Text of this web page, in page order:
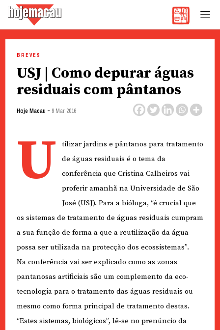
content
BREVES
USJ | Como depurar águas
residuais com pântanos
Hoje Macau - 9 Mar 2016
U
tilizar jardins e pântanos para tratamento
de águas residuais é o tema da
conferência que Cristina Calheiros vai
proferir amanhã na Universidade de São
José (USJ). Para a bióloga, “é crucial que
os sistemas de tratamento de águas residuais cumpram
a sua função de forma a que a reutilização da água
possa ser utilizada na protecção dos ecossistemas”.
Na conferência vai ser explicado como as zonas
pantanosas artificiais são um complemento da eco-
tecnologia para o tratamento das águas residuais ou
mesmo como forma principal de tratamento destas.
“Estes sistemas, biológicos”, lê-se no prenúncio da